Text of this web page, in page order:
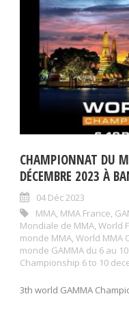
CHAMPIONNAT DU
DÉCEMBRE 2023 À
04 Déc 2023
MMA, MMA France,
Mondiale de MMA, World
monde MMA, World MMA
monde GAMMA du 6 au
Championship 6 to 10
3th world GAMMA